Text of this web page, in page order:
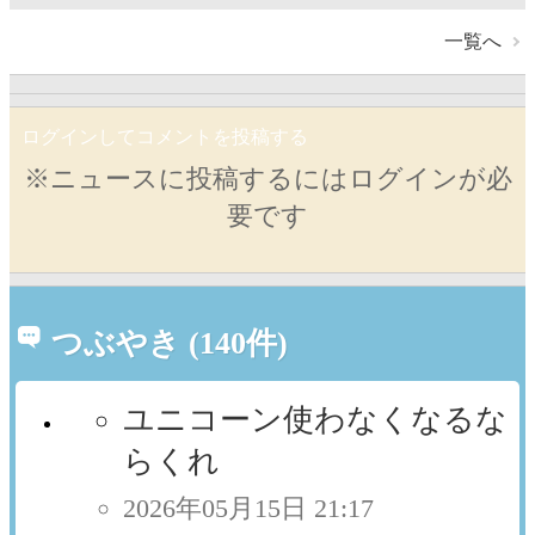
一覧へ
ログインしてコメントを投稿する
※ニュースに投稿するにはログインが必
要です
つぶやき (140件)
ユニコーン使わなくなるな
らくれ
2026年05月15日 21:17